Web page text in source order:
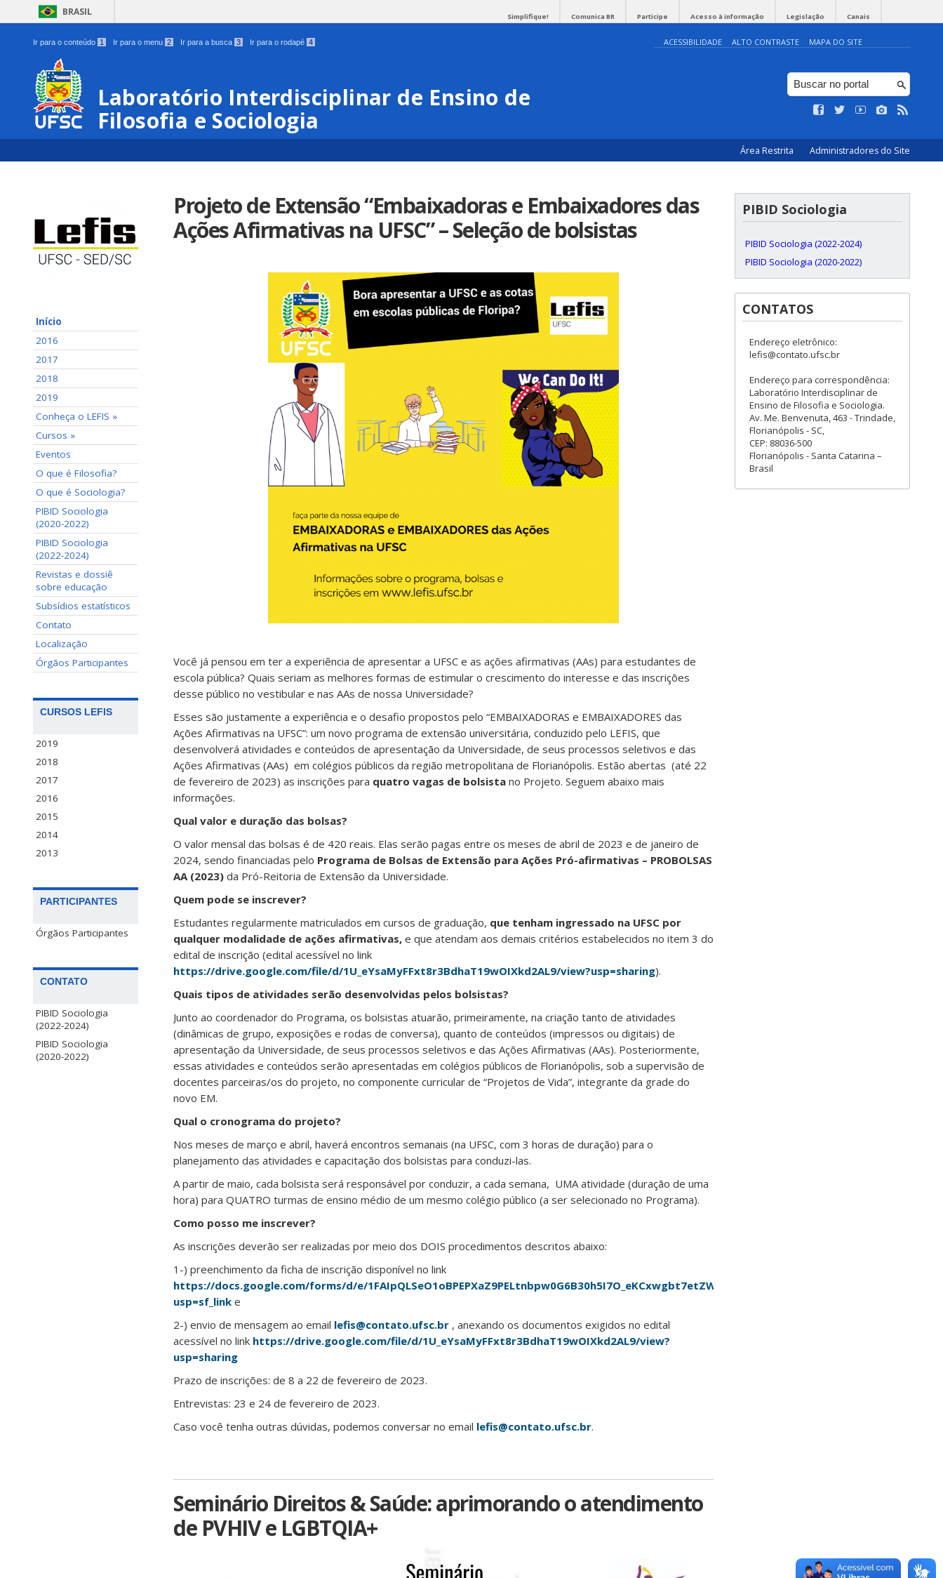
BRASIL Simplifique! Comunica BR Participe Acesso à informação Legislação Canais
Ir para o conteúdo 1 Ir para o menu 2 Ir para a busca 3 Ir para o rodapé 4 ACESSIBILIDADE ALTO CONTRASTE MAPA DO SITE
Laboratório Interdisciplinar de Ensino de
Filosofia e Sociologia
Área Restrita Administradores do Site
Início
2016
2017
2018
2019
Conheça o LEFIS »
Cursos »
Eventos
O que é Filosofia?
O que é Sociologia?
PIBID Sociologia
(2020-2022)
PIBID Sociologia
(2022-2024)
Revistas e dossiê
sobre educação
Subsídios estatísticos
Contato
Localização
Órgãos Participantes
CURSOS LEFIS
2019
2018
2017
2016
2015
2014
2013
PARTICIPANTES
Órgãos Participantes
CONTATO
PIBID Sociologia
(2022-2024)
PIBID Sociologia
(2020-2022)
Projeto de Extensão “Embaixadoras e Embaixadores das
Ações Afirmativas na UFSC” – Seleção de bolsistas
Você já pensou em ter a experiência de apresentar a UFSC e as ações afirmativas (AAs) para estudantes de
escola pública? Quais seriam as melhores formas de estimular o crescimento do interesse e das inscrições
desse público no vestibular e nas AAs de nossa Universidade?
Esses são justamente a experiência e o desafio propostos pelo “EMBAIXADORAS e EMBAIXADORES das
Ações Afirmativas na UFSC”: um novo programa de extensão universitária, conduzido pelo LEFIS, que
desenvolverá atividades e conteúdos de apresentação da Universidade, de seus processos seletivos e das
Ações Afirmativas (AAs) em colégios públicos da região metropolitana de Florianópolis. Estão abertas (até 22
de fevereiro de 2023) as inscrições para quatro vagas de bolsista no Projeto. Seguem abaixo mais
informações.
Qual valor e duração das bolsas?
O valor mensal das bolsas é de 420 reais. Elas serão pagas entre os meses de abril de 2023 e de janeiro de
2024, sendo financiadas pelo Programa de Bolsas de Extensão para Ações Pró-afirmativas – PROBOLSAS
AA (2023) da Pró-Reitoria de Extensão da Universidade.
Quem pode se inscrever?
Estudantes regularmente matriculados em cursos de graduação, que tenham ingressado na UFSC por
qualquer modalidade de ações afirmativas, e que atendam aos demais critérios estabelecidos no item 3 do
edital de inscrição (edital acessível no link
https://drive.google.com/file/d/1U_eYsaMyFFxt8r3BdhaT19wOIXkd2AL9/view?usp=sharing).
Quais tipos de atividades serão desenvolvidas pelos bolsistas?
Junto ao coordenador do Programa, os bolsistas atuarão, primeiramente, na criação tanto de atividades
(dinâmicas de grupo, exposições e rodas de conversa), quanto de conteúdos (impressos ou digitais) de
apresentação da Universidade, de seus processos seletivos e das Ações Afirmativas (AAs). Posteriormente,
essas atividades e conteúdos serão apresentadas em colégios públicos de Florianópolis, sob a supervisão de
docentes parceiras/os do projeto, no componente curricular de “Projetos de Vida”, integrante da grade do
novo EM.
Qual o cronograma do projeto?
Nos meses de março e abril, haverá encontros semanais (na UFSC, com 3 horas de duração) para o
planejamento das atividades e capacitação dos bolsistas para conduzi-las.
A partir de maio, cada bolsista será responsável por conduzir, a cada semana, UMA atividade (duração de uma
hora) para QUATRO turmas de ensino médio de um mesmo colégio público (a ser selecionado no Programa).
Como posso me inscrever?
As inscrições deverão ser realizadas por meio dos DOIS procedimentos descritos abaixo:
1-) preenchimento da ficha de inscrição disponível no link
https://docs.google.com/forms/d/e/1FAIpQLSeO1oBPEPXaZ9PELtnbpw0G6B30h5I7O_eKCxwgbt7etZWG5Q/viewform?
usp=sf_link e
2-) envio de mensagem ao email lefis@contato.ufsc.br , anexando os documentos exigidos no edital
acessível no link https://drive.google.com/file/d/1U_eYsaMyFFxt8r3BdhaT19wOIXkd2AL9/view?
usp=sharing
Prazo de inscrições: de 8 a 22 de fevereiro de 2023.
Entrevistas: 23 e 24 de fevereiro de 2023.
Caso você tenha outras dúvidas, podemos conversar no email lefis@contato.ufsc.br.
Seminário Direitos & Saúde: aprimorando o atendimento
de PVHIV e LGBTQIA+
PIBID Sociologia
PIBID Sociologia (2022-2024)
PIBID Sociologia (2020-2022)
CONTATOS
Endereço eletrônico:
lefis@contato.ufsc.br
Endereço para correspondência:
Laboratório Interdisciplinar de
Ensino de Filosofia e Sociologia.
Av. Me. Benvenuta, 463 - Trindade,
Florianópolis - SC,
CEP: 88036-500
Florianópolis - Santa Catarina –
Brasil